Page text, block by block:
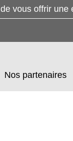
Nos partenaires
de vous offrir